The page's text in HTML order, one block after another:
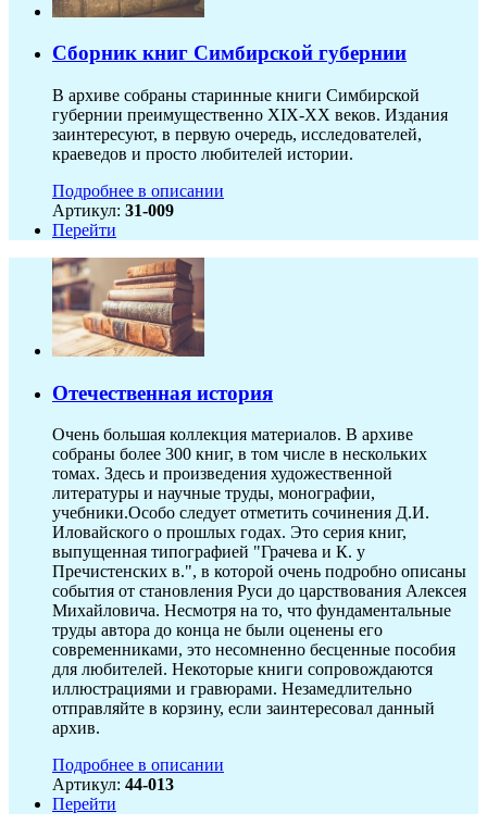
Сборник книг Симбирской губернии
В архиве собраны старинные книги Симбирской
губернии преимущественно XIX-ХХ веков. Издания
заинтересуют, в первую очередь, исследователей,
краеведов и просто любителей истории.
Подробнее в описании
Артикул: 31-009
Перейти
Отечественная история
Очень большая коллекция материалов. В архиве
собраны более 300 книг, в том числе в нескольких
томах. Здесь и произведения художественной
литературы и научные труды, монографии,
учебники.Особо следует отметить сочинения Д.И.
Иловайского о прошлых годах. Это серия книг,
выпущенная типографией "Грачева и К. у
Пречистенских в.", в которой очень подробно описаны
события от становления Руси до царствования Алексея
Михайловича. Несмотря на то, что фундаментальные
труды автора до конца не были оценены его
современниками, это несомненно бесценные пособия
для любителей. Некоторые книги сопровождаются
иллюстрациями и гравюрами. Незамедлительно
отправляйте в корзину, если заинтересовал данный
архив.
Подробнее в описании
Артикул: 44-013
Перейти